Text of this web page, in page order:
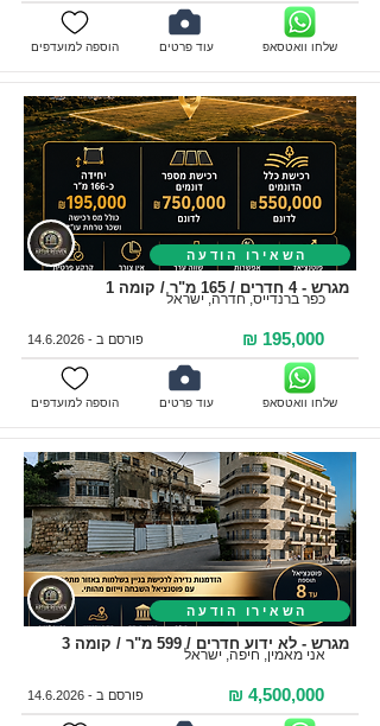
הוספה למועדפים שלחו וואטסאפ עוד פרטים
השאירו הודעה
מגרש - 4 חדרים / 165 מ"ר / קומה 1
כפר ברנדייס, חדרה, ישראל
195,000 ₪ פורסם ב -14.6.2026
הוספה למועדפים שלחו וואטסאפ עוד פרטים
השאירו הודעה
מגרש - לא ידוע חדרים / 599 מ"ר / קומה 3
אני מאמין, חיפה, ישראל
4,500,000 ₪ פורסם ב -14.6.2026